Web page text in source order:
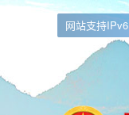
网站支持IPv6